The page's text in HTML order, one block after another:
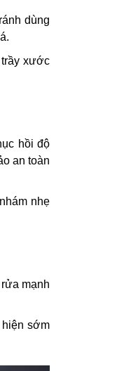
dùng
trầy xước
hồi độ
an toàn
nhẹ
mạnh
sớm